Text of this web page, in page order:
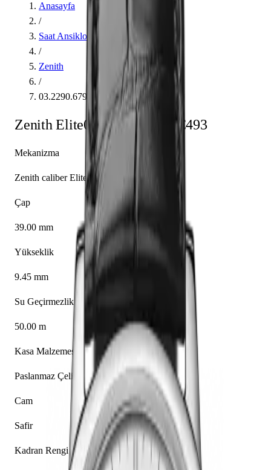
Anasayfa
/
Saat Ansiklopedisi
/
Zenith
/
03.2290.679/01.C493
Zenith Elite03.2290.679/01.C493
Mekanizma
Zenith caliber Elite 679
Çap
39.00 mm
Yükseklik
9.45 mm
Su Geçirmezlik
50.00 m
Kasa Malzemesi
Paslanmaz Çelik
Cam
Safir
Kadran Rengi